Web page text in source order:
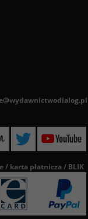
/ karta płatnicza / BLIK